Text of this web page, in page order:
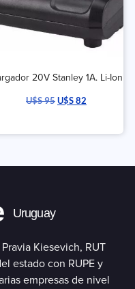
20V Stanley 1A. Li-Ion
U$S95U$S82
Uruguay
Kiesevich, RUT
estado con RUPE y
empresas de nivel